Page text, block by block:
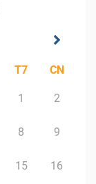
T7 CN
1 2
8 9
15 16